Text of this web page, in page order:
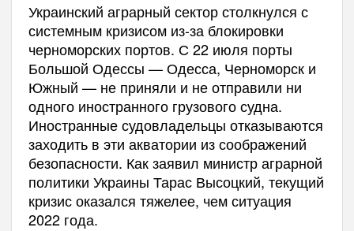
Украинский аграрный сектор столкнулся с
системным кризисом из-за блокировки
черноморских портов. С 22 июля порты
Большой Одессы — Одесса, Черноморск и
Южный — не приняли и не отправили ни
одного иностранного грузового судна.
Иностранные судовладельцы отказываются
заходить в эти акватории из соображений
безопасности. Как заявил министр аграрной
политики Украины Тарас Высоцкий, текущий
кризис оказался тяжелее, чем ситуация
2022 года.